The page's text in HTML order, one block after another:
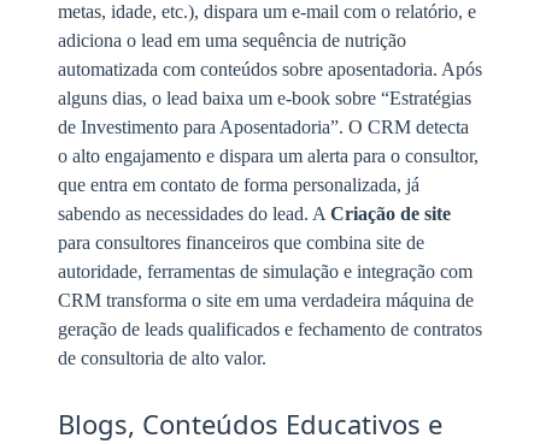
metas, idade, etc.), dispara um e-mail com o relatório, e
adiciona o lead em uma sequência de nutrição
automatizada com conteúdos sobre aposentadoria. Após
alguns dias, o lead baixa um e-book sobre “Estratégias
de Investimento para Aposentadoria”. O CRM detecta
o alto engajamento e dispara um alerta para o consultor,
que entra em contato de forma personalizada, já
sabendo as necessidades do lead. A Criação de site
para consultores financeiros que combina site de
autoridade, ferramentas de simulação e integração com
CRM transforma o site em uma verdadeira máquina de
geração de leads qualificados e fechamento de contratos
de consultoria de alto valor.
Blogs, Conteúdos Educativos e